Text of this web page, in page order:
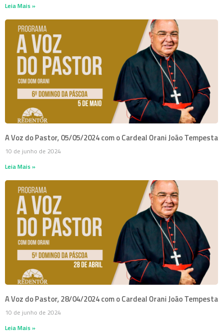
Leia Mais »
A Voz do Pastor, 05/05/2024 com o Cardeal Orani João Tempesta
10 de junho de 2024
Leia Mais »
A Voz do Pastor, 28/04/2024 com o Cardeal Orani João Tempesta
10 de junho de 2024
Leia Mais »